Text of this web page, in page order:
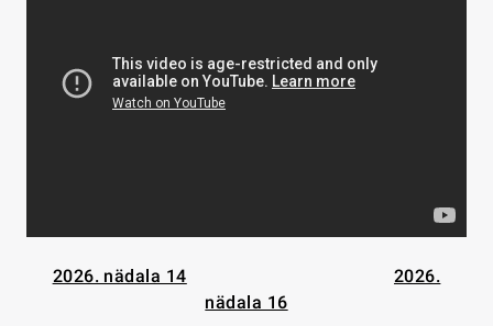
2026. nädala 14
2026.
nädala 16